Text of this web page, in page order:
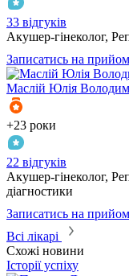
33 відгуків
Акушер-гінеколог,
Записатись на прийом
Маслій Юлія
+23 роки
22 відгуків
Акушер-гінеколог,
діагностики
Записатись на прийом
Всі лікарі
Схожі новини
Історії успіху